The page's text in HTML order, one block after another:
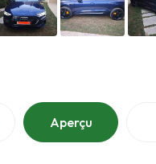
Aperçu